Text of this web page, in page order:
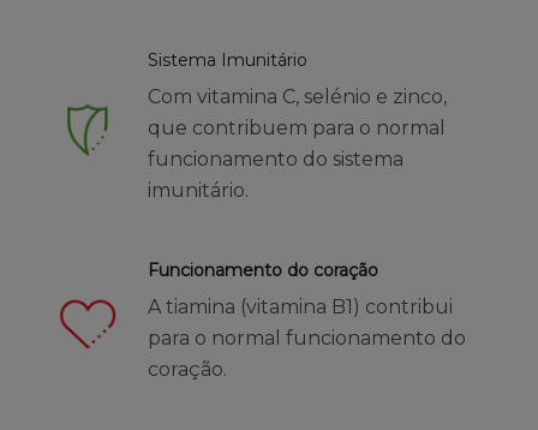
Sistema Imunitário
Com vitamina C, selénio e zinco,
que contribuem para o normal
funcionamento do sistema
imunitário.
Funcionamento do coração
A tiamina (vitamina B1) contribui
para o normal funcionamento do
coração.